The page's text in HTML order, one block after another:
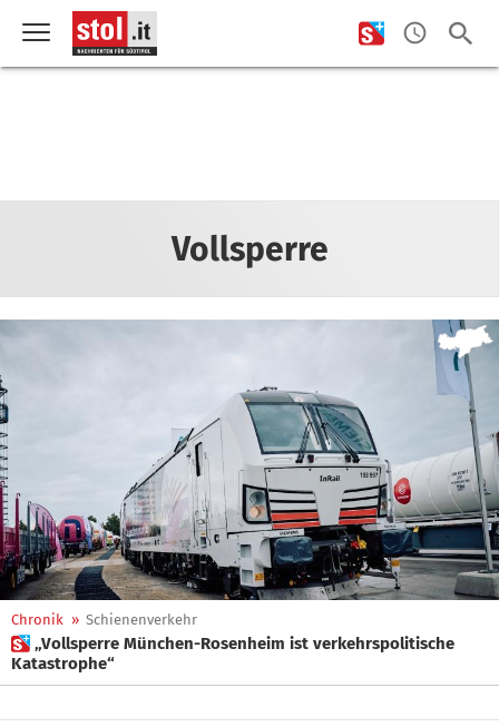
Vollsperre
Chronik » Schienenverkehr
 „Vollsperre München-Rosenheim ist verkehrspolitische
Katastrophe“